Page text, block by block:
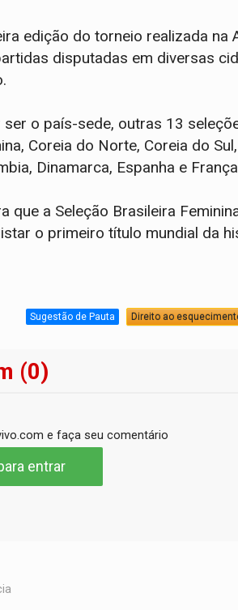
edição do torneio realizada na
disputadas em diversas
o país-sede, outras 13
Coreia do Norte, Coreia do
Dinamarca, Espanha e
que a Seleção Brasileira
o primeiro título mundial da
Sugestão de Pauta Direito ao
(0)
e faça seu comentário
entrar